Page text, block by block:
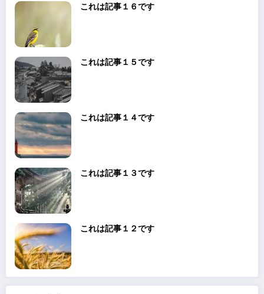
これは記事１６です
これは記事１５です
これは記事１４です
これは記事１３です
これは記事１２です